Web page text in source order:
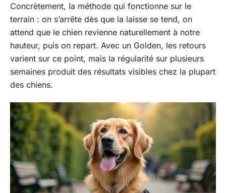
Concrètement, la méthode qui fonctionne sur le
terrain : on s’arrête dès que la laisse se tend, on
attend que le chien revienne naturellement à notre
hauteur, puis on repart. Avec un Golden, les retours
varient sur ce point, mais la régularité sur plusieurs
semaines produit des résultats visibles chez la plupart
des chiens.